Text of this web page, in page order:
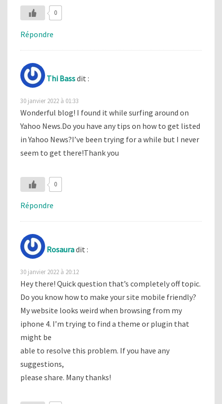
0
Répondre
Thi Bassdit :
30 janvier 2022 à 01:33
Wonderful blog! I found it while surfing around on
Yahoo News.Do you have any tips on how to get listed
in Yahoo News?I’ve been trying for a while but I never
seem to get there!Thank you
0
Répondre
Rosauradit :
30 janvier 2022 à 20:12
Hey there! Quick question that’s completely off topic.
Do you know how to make your site mobile friendly?
My website looks weird when browsing from my
iphone 4. I’m trying to find a theme or plugin that
might be
able to resolve this problem. If you have any
suggestions,
please share. Many thanks!